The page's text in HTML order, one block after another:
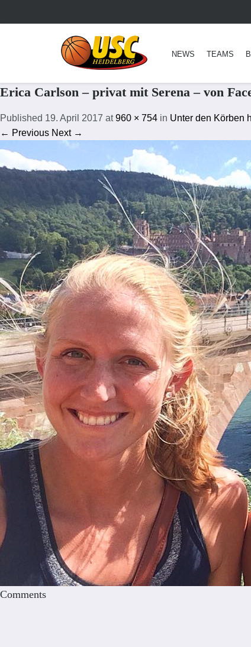
NEWS TEAMS
Erica Carlson – privat mit Serena – von
Published 19. April 2017 at960 × 754 in Unter den Körben
← Previous Next →
Comments